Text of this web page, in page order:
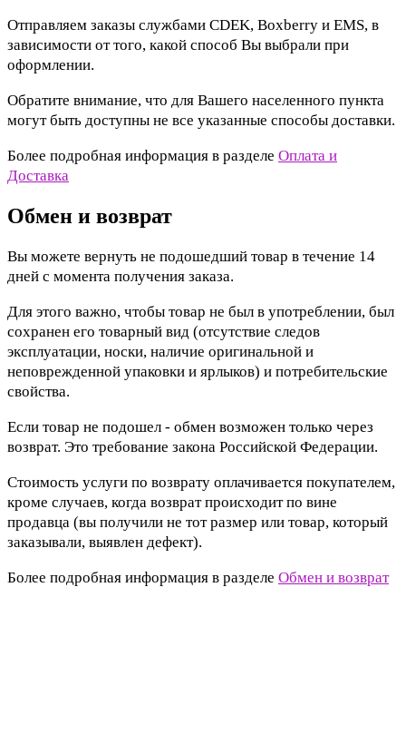
Отправляем заказы службами CDEK, Boxberry и EMS, в
зависимости от того, какой способ Вы выбрали при
оформлении.
Обратите внимание, что для Вашего населенного пункта
могут быть доступны не все указанные способы доставки.
Более подробная информация в разделе Оплата и
Доставка
Обмен и возврат
Вы можете вернуть не подошедший товар в течение 14
дней с момента получения заказа.
Для этого важно, чтобы товар не был в употреблении, был
сохранен его товарный вид (отсутствие следов
эксплуатации, носки, наличие оригинальной и
неповрежденной упаковки и ярлыков) и потребительские
свойства.
Если товар не подошел - обмен возможен только через
возврат. Это требование закона Российской Федерации.
Стоимость услуги по возврату оплачивается покупателем,
кроме случаев, когда возврат происходит по вине
продавца (вы получили не тот размер или товар, который
заказывали, выявлен дефект).
Более подробная информация в разделе Обмен и возврат